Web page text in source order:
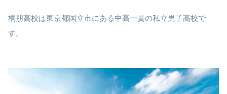
桐朋高校は東京都国立市にある中高一貫の私立男子高校で
す。